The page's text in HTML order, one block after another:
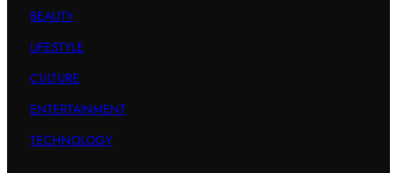
BEAUTY
LIFESTYLE
CULTURE
ENTERTAINMENT
TECHNOLOGY